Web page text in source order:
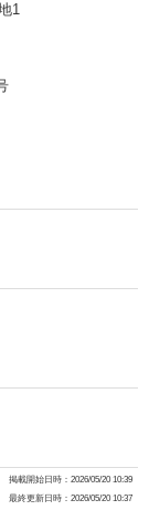
1
掲載開始日時：2026/05/20 10:39
最終更新日時：2026/05/20 10:37